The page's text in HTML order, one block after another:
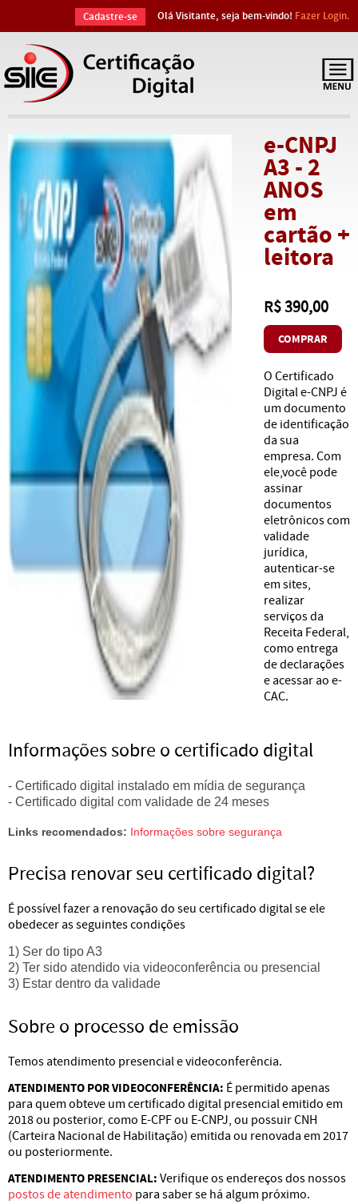
Olá Visitante, seja bem-vindo! Fazer Login.
Cadastre-se
e-CNPJ
A3 - 2
ANOS
em
cartão +
leitora
R$ 390,00
COMPRAR
O Certificado
Digital e-CNPJ é
um documento
de identificação
da sua
empresa. Com
ele,você pode
assinar
documentos
eletrônicos com
validade
jurídica,
autenticar-se
em sites,
realizar
serviços da
Receita Federal,
como entrega
de declarações
e acessar ao e-
CAC.
Informações sobre o certificado digital
- Certificado digital instalado em mídia de segurança
- Certificado digital com validade de 24 meses
Links recomendados: Informações sobre segurança
Precisa renovar seu certificado digital?
É possível fazer a renovação do seu certificado digital se ele
obedecer as seguintes condições
1) Ser do tipo A3
2) Ter sido atendido via videoconferência ou presencial
3) Estar dentro da validade
Sobre o processo de emissão
Temos atendimento presencial e videoconferência.
ATENDIMENTO POR VIDEOCONFERÊNCIA: É permitido apenas
para quem obteve um certificado digital presencial emitido em
2018 ou posterior, como E-CPF ou E-CNPJ, ou possuir CNH
(Carteira Nacional de Habilitação) emitida ou renovada em 2017
ou posteriormente.
ATENDIMENTO PRESENCIAL:Verifique os endereços dos nossos
postos de atendimento para saber se há algum próximo.